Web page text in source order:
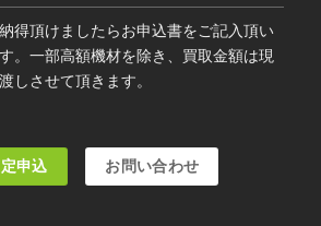
得頂けましたらお申込書をご記入頂い
。一部高額機材を除き、買取金額は現
しさせて頂きます。
申込 お問い合わせ